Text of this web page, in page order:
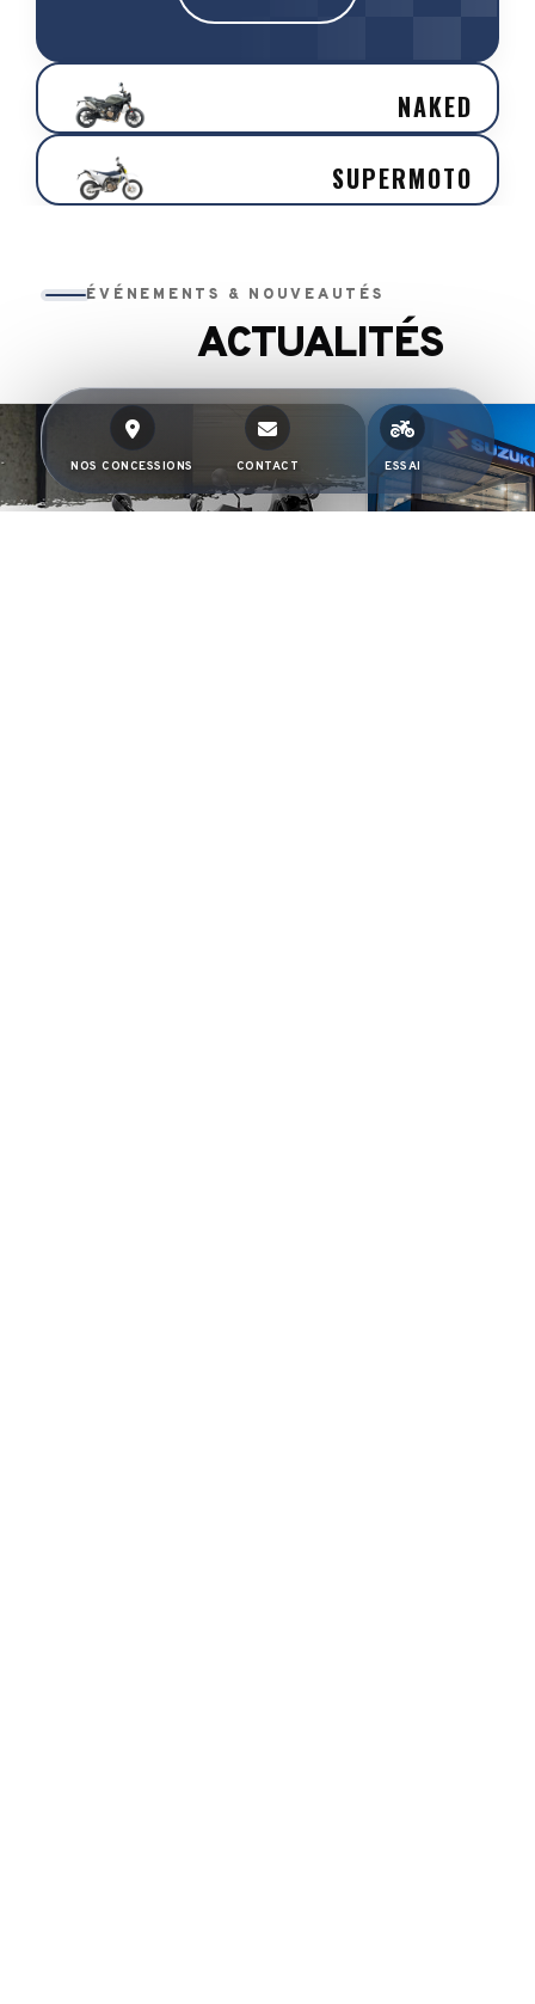
NAKED
SUPERMOTO
ÉVÉNEMENTS & NOUVEAUTÉS
ACTUALITÉS
NOS CONCESSIONS CONTACT ESSAI